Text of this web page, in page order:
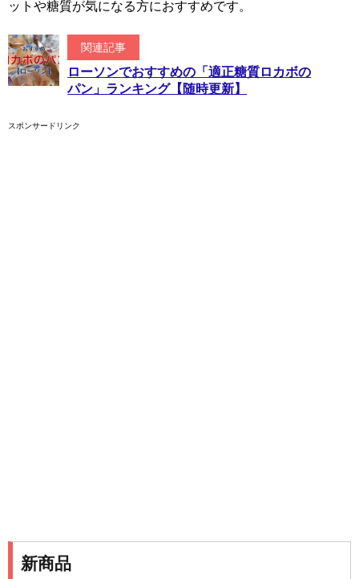
ットや糖質が気になる方におすすめです。
関連記事
ローソンでおすすめの「適正糖質ロカボの
パン」ランキング【随時更新】
スポンサードリンク
新商品